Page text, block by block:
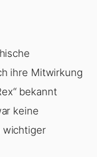
ihre Mitwirkung
bekannt
keine
wichtiger